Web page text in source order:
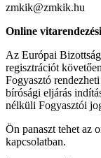
zmkik@zmkik.hu
Online
Az Európai
regisztrációt
Fogyasztó
bírósági eljárás
nélküli Fogyasztói
Ön panaszt tehet az
kapcsolatban.